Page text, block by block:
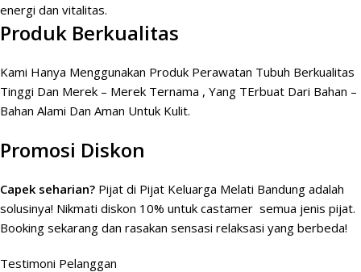
energi dan vitalitas.
Produk Berkualitas
Kami Hanya Menggunakan Produk Perawatan Tubuh Berkualitas
Tinggi Dan Merek – Merek Ternama , Yang TErbuat Dari Bahan –
Bahan Alami Dan Aman Untuk Kulit.
Promosi Diskon
Capek seharian? Pijat di Pijat Keluarga Melati Bandung adalah
solusinya! Nikmati diskon 10% untuk castamer semua jenis pijat.
Booking sekarang dan rasakan sensasi relaksasi yang berbeda!
Testimoni Pelanggan